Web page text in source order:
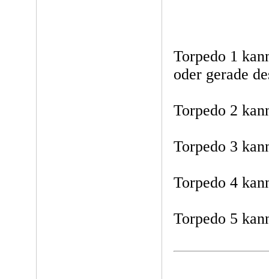
Torpedo 1
oder gerade
Torpedo 2
Torpedo 3
Torpedo 4
Torpedo 5